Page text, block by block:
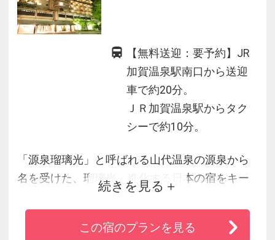
【無料送迎：要予約】JR
加賀温泉駅南口から送迎
車で約20分。
ＪＲ加賀温泉駅からタク
シーで約10分。
「源泉瑠璃光」と呼ばれる山代温泉の源泉から
名を受けた、瑠璃光。進化する日本の宿をキー
ワードに、加賀温泉郷の伝統文化に立脚したお
もてなしを大切にしつつ、これからの旅館に求
められる新しいかたちの温泉の魅力をご提案い
続きを見る
この宿のプランを見る